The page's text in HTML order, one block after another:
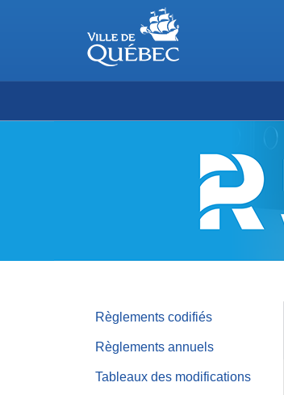
Règlements codifiés
Règlements annuels
Tableaux des modifications